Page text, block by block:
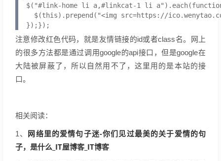
$("#link-home li a,#linkcat-1 li
$(this).prepend("<img src=https://
});});
注意修改红色代码，就是友情链接的id或者class名。网上
的很多方法都是通过调用google的api接口，但是google在
大陆被屏蔽了，所以自然用不了，这里用的是本站的接
口。
相关阅读：
1、 网络里的爱情句子迷-你们见过最美的关于爱情的句
子，是什么_IT屋博客_IT博客